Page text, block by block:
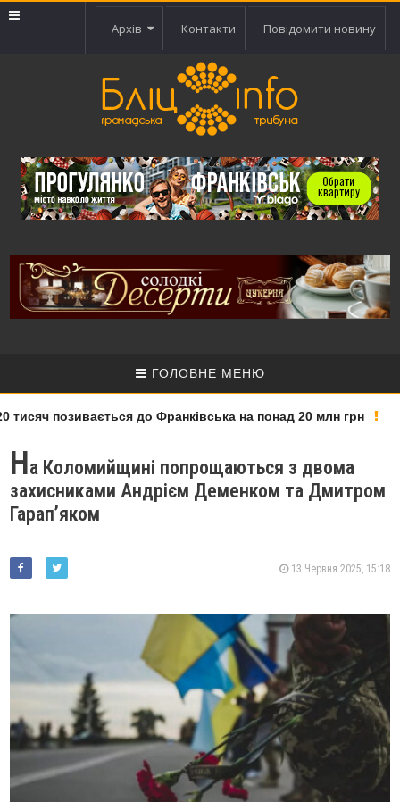
Архів Контакти Повідомити новину
ГОЛОВНЕ МЕНЮ
позивається до Франківська на понад 20 млн грн
На Коломийщині попрощаються з двома
захисниками Андрієм Деменком та Дмитром
Гарапʼяком
13 Червня 2025, 15:18